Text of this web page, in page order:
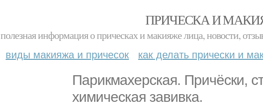
ПРИЧЕСКА И
полезная информация о прическах и макияже лица, новости,
виды макияжа и причесок как делать прически и
Парикмахерская. Причёски,
химическая завивка.